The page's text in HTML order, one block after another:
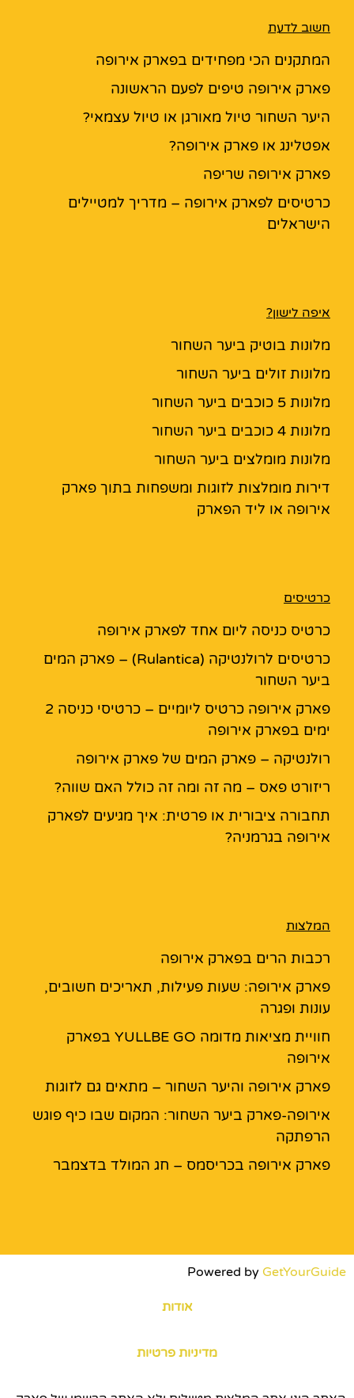
חשוב לדעת
המתקנים הכי מפחידים בפארק אירופה
פארק אירופה טיפים לפעם הראשונה
היער השחור טיול מאורגן או טיול עצמאי?
אפטלינג או פארק אירופה?
פארק אירופה שריפה
כרטיסים לפארק אירופה – מדריך למטיילים
הישראלים
איפה לישון?
מלונות בוטיק ביער השחור
מלונות זולים ביער השחור
מלונות 5 כוכבים ביער השחור
מלונות 4 כוכבים ביער השחור
מלונות מומלצים ביער השחור
דירות מומלצות לזוגות ומשפחות בתוך פארק
אירופה או ליד הפארק
כרטיסים
כרטיס כניסה ליום אחד לפארק אירופה
כרטיסים לרולנטיקה (Rulantica) – פארק המים
ביער השחור
פארק אירופה כרטיס ליומיים – כרטיסי כניסה 2
ימים בפארק אירופה
רולנטיקה – פארק המים של פארק אירופה
ריזורט פאס – מה זה ומה זה כולל האם שווה?
תחבורה ציבורית או פרטית: איך מגיעים לפארק
אירופה בגרמניה?
המלצות
רכבות הרים בפארק אירופה
פארק אירופה: שעות פעילות, תאריכים חשובים,
עונות ופגרה
חוויית מציאות מדומה YULLBE GO בפארק
אירופה
פארק אירופה והיער השחור – מתאים גם לזוגות
אירופה-פארק ביער השחור: המקום שבו כיף פוגש
הרפתקה
פארק אירופה בכריסמס – חג המולד בדצמבר
Powered by GetYourGuide
אודות
מדיניות פרטיות